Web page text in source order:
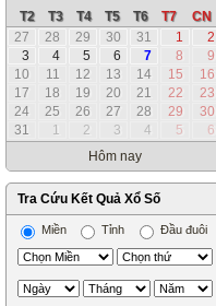
T2
T3 T4 T5 T6 T7
CN
27
28 29 30 31 1
2
3
4 5 6 7 8
9
10
11 12 13 14 15
16
17
18 19 20 21 22
23
24
25 26 27 28 29
30
31
1 2 3 4 5
6
Hôm nay
Tra Cứu Kết Quả Xổ Số
Miền Tỉnh Đầu đuôi